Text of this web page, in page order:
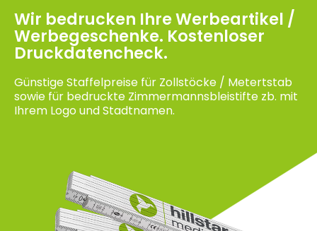
Wir bedrucken Ihre Werbeartikel /
Werbegeschenke. Kostenloser
Druckdatencheck.
Günstige Staffelpreise für Zollstöcke / Metertstab
sowie für bedruckte Zimmermannsbleistifte zb. mit
Ihrem Logo und Stadtnamen.